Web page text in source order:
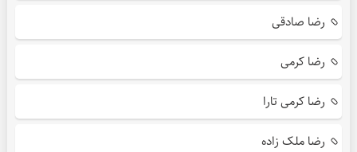
رضا صادقی
رضا کرمی
رضا کرمی تارا
رضا ملک زاده